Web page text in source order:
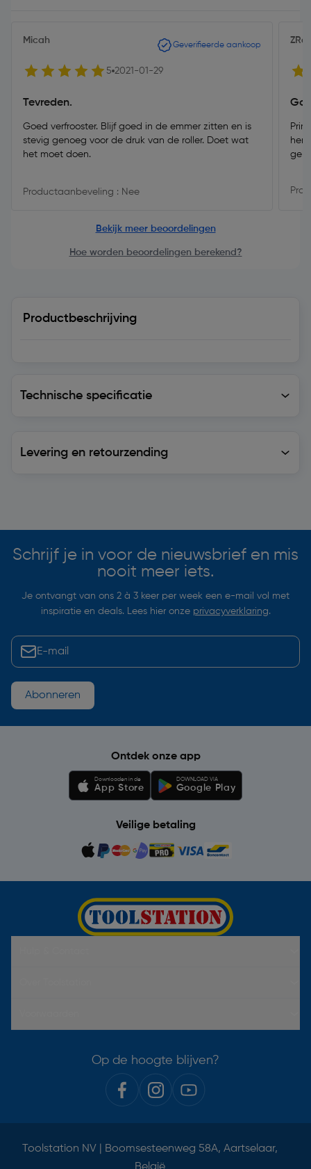
Micah Geverifieerde aankoop
5 2021-01-29
Tevreden.
Goed verfrooster. Blijf goed in de emmer zitten en is
stevig genoeg voor de druk van de roller. Doet wat
het moet doen.
Productaanbeveling : Nee
Bekijk meer beoordelingen
Hoe worden beoordelingen berekend?
Productbeschrijving
Technische specificatie
Levering en retourzending
Schrijf je in voor de nieuwsbrief en mis
nooit meer iets.
Je ontvangt van ons 2 à 3 keer per week een e-mail vol met
inspiratie en deals. Lees hier onze privacyverklaring.
Abonneren
Ontdek onze app
Downloaden in de
App Store
DOWNLOAD VIA
Google Play
Veilige betaling
Op de hoogte blijven?
Toolstation NV | Boomsesteenweg 58A, Aartselaar,